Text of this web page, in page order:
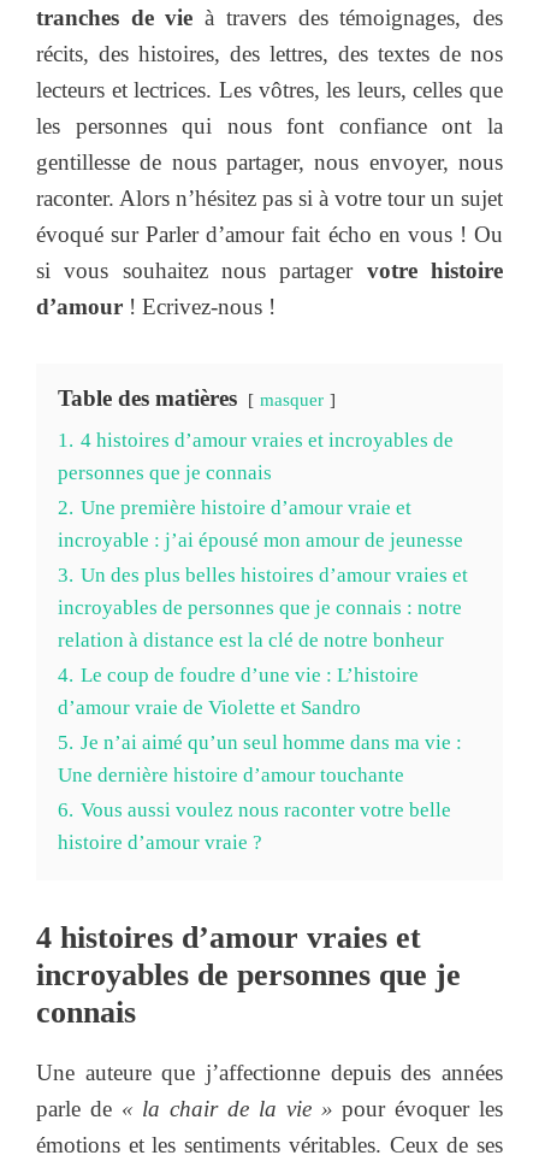
tranches de vieà travers des témoignages, des
récits, des histoires, des lettres, des textes de nos
lecteurs et lectrices. Les vôtres, les leurs, celles que
les personnes qui nous font confiance ont la
gentillesse de nous partager, nous envoyer, nous
raconter. Alors n’hésitez pas si à votre tour un sujet
évoqué sur Parler d’amour fait écho en vous ! Ou
si vous souhaitez nous partager votre histoire
d’amour ! Ecrivez-nous !
Table des matières masquer
1. 4 histoires d’amour vraies et incroyables de
personnes que je connais
2. Une première histoire d’amour vraie et
incroyable : j’ai épousé mon amour de jeunesse
3. Un des plus belles histoires d’amour vraies et
incroyables de personnes que je connais : notre
relation à distance est la clé de notre bonheur
4. Le coup de foudre d’une vie : L’histoire
d’amour vraie de Violette et Sandro
5. Je n’ai aimé qu’un seul homme dans ma vie :
Une dernière histoire d’amour touchante
6. Vous aussi voulez nous raconter votre belle
histoire d’amour vraie ?
4 histoires d’amour vraies et
incroyables de personnes que je
connais
Une auteure que j’affectionne depuis des années
parle de « la chair de la vie » pour évoquer les
émotions et les sentiments véritables. Ceux de ses